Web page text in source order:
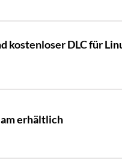
kostenloser DLC für
erhältlich